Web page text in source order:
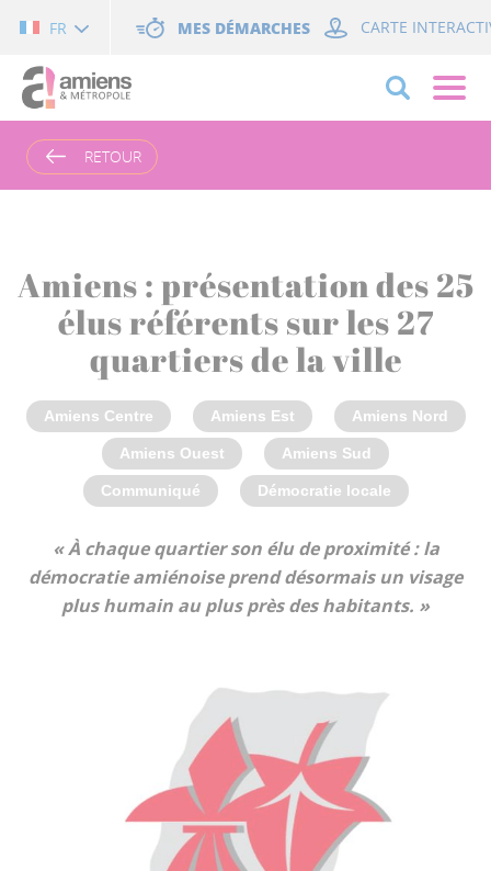
FR MES DÉMARCHES CARTE
RETOUR
Amiens : présentation des 25
élus référents sur les 27
quartiers de la ville
Amiens Centre Amiens Est Amiens Nord
Amiens Ouest Amiens Sud
Communiqué Démocratie locale
« À chaque quartier son élu de proximité : la
démocratie amiénoise prend désormais un visage
plus humain au plus près des habitants. »